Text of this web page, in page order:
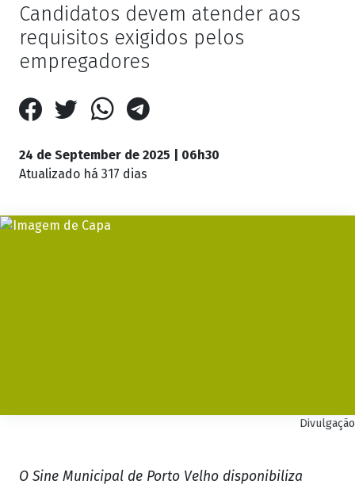
Candidatos devem atender aos
requisitos exigidos pelos
empregadores
24 de September de 2025 | 06h30
Atualizado há 317 dias
Divulgação
O Sine Municipal de Porto Velho disponibiliza